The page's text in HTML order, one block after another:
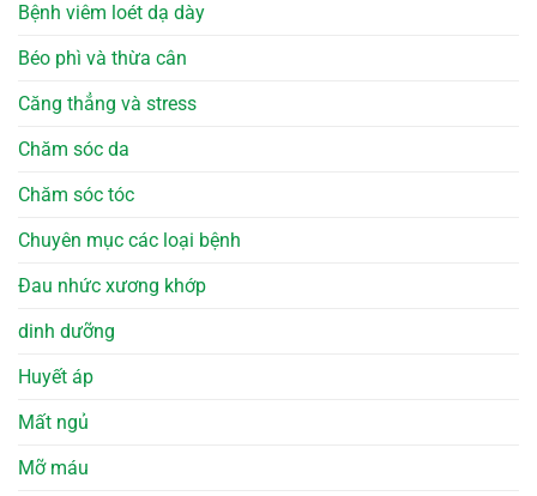
Bệnh viêm loét dạ dày
Béo phì và thừa cân
Căng thẳng và stress
Chăm sóc da
Chăm sóc tóc
Chuyên mục các loại bệnh
Đau nhức xương khớp
dinh dưỡng
Huyết áp
Mất ngủ
Mỡ máu